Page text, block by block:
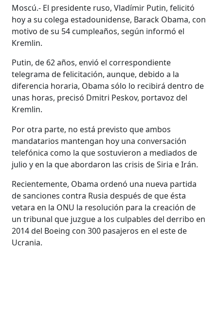
Moscú.- El presidente ruso, Vladímir Putin, felicitó
hoy a su colega estadounidense, Barack Obama, con
motivo de su 54 cumpleaños, según informó el
Kremlin.
Putin, de 62 años, envió el correspondiente
telegrama de felicitación, aunque, debido a la
diferencia horaria, Obama sólo lo recibirá dentro de
unas horas, precisó Dmitri Peskov, portavoz del
Kremlin.
Por otra parte, no está previsto que ambos
mandatarios mantengan hoy una conversación
telefónica como la que sostuvieron a mediados de
julio y en la que abordaron las crisis de Siria e Irán.
Recientemente, Obama ordenó una nueva partida
de sanciones contra Rusia después de que ésta
vetara en la ONU la resolución para la creación de
un tribunal que juzgue a los culpables del derribo en
2014 del Boeing con 300 pasajeros en el este de
Ucrania.